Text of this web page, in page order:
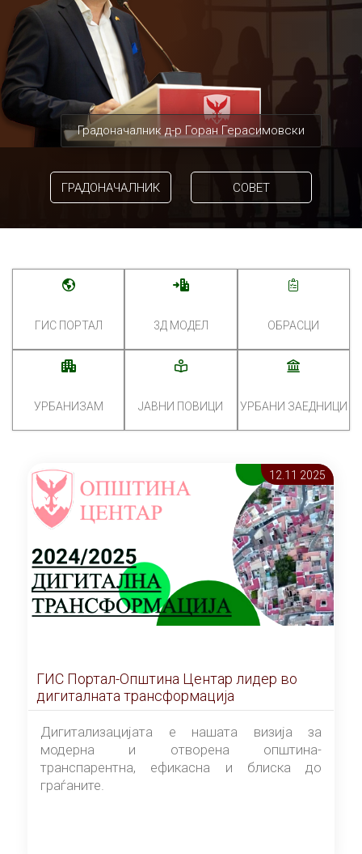
Градоначалник д-р Горан Герасимовски
ГРАДОНАЧАЛНИК СОВЕТ
ГИС ПОРТАЛ 3Д МОДЕЛ ОБРАСЦИ
УРБАНИЗАМ ЈАВНИ ПОВИЦИ УРБАНИ ЗАЕДНИЦИ
12.11 2025
ГИС Портал-Општина Центар лидер во
дигиталната трансформација
Дигитализацијата е нашата визија за
модерна и отворена општина-
транспарентна, ефикасна и блиска до
граѓаните.